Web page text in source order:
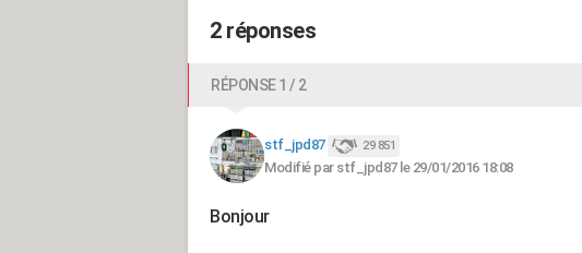
2 réponses
RÉPONSE 1 / 2
stf_jpd87 29 851
Modifié par stf_jpd87 le 29/01/2016 18:08
Bonjour